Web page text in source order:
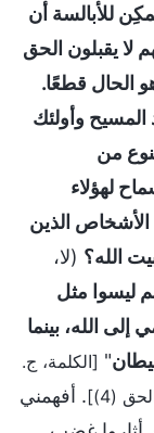
للأبالسة أن
لا يقبلون الحق
الحال قطعًا.
وأولئك
من
لهؤلاء
الأشخاص الذين
الله؟ (لا،
ليسوا مثل
الله، بينما
" [الكلمة، ج.
. أفهمني